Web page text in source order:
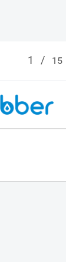
1 / 15